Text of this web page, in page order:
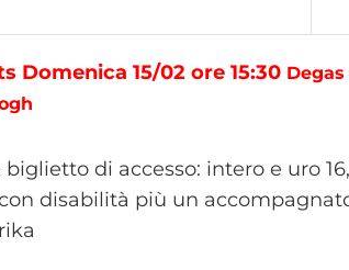
Domenica 15/02 ore 15:30 Degas
di accesso: intero e uro
disabilità più un